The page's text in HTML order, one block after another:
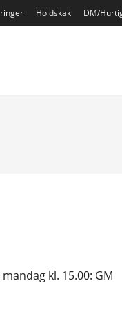
Holdskak DM/
kl. 15.00: GM